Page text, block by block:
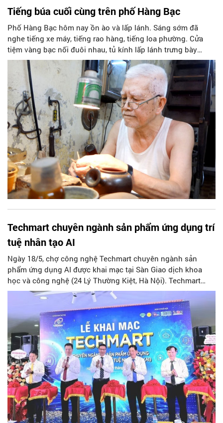
Tiếng búa cuối cùng trên phố Hàng Bạc
Phố Hàng Bạc hôm nay ồn ào và lấp lánh. Sáng sớm đã
nghe tiếng xe máy, tiếng rao hàng, tiếng loa phường. Cửa
tiệm vàng bạc nối đuôi nhau, tủ kính lấp lánh trưng bày
những sản phẩm công nghiệp bóng loáng, đẹp đẽ một cách
vô hồn. Những chiếc máy ảnh ngoại quốc chụp vội, những
bàn tay xa lạ lướt qua tủ kính, chẳng ai kịp nghe thấy tiếng
động từ trong ngõ nhỏ. Phố Hàng Bạc bây giờ giàu có, hiện
đại, nhưng hình như thiếu một thứ gì. Thiếu cái âm thanh cũ,
cái nhịp đập cũ của làng nghề.
Techmart chuyên ngành sản phẩm ứng dụng trí
tuệ nhân tạo AI
Ngày 18/5, chợ công nghệ Techmart chuyên ngành sản
phẩm ứng dụng AI được khai mạc tại Sàn Giao dịch khoa
học và công nghệ (24 Lý Thường Kiệt, Hà Nội). Techmart
2026 sẽ kéo dài trong 3 ngày, từ 18 – 20/5.